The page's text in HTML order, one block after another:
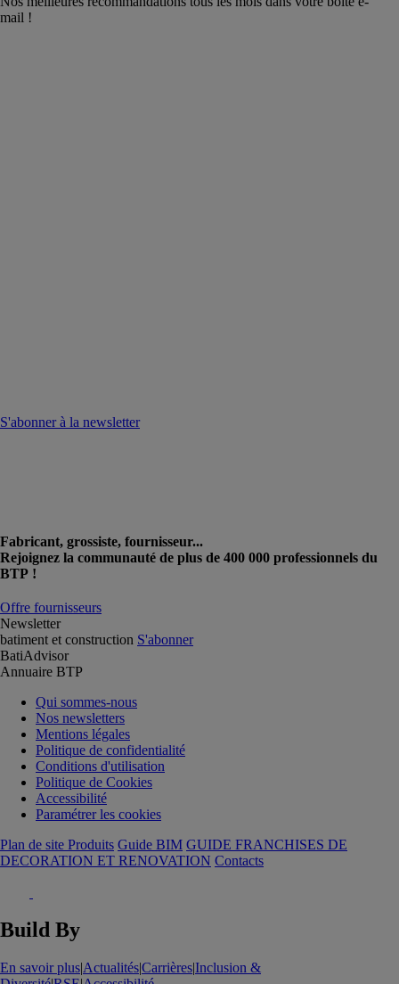
mail !
S'abonner à la newsletter
Fabricant, grossiste, fournisseur...
Rejoignez la communauté de plus de 400 000 professionnels du
BTP !
Offre fournisseurs
Newsletter
batiment et construction S'abonner
BatiAdvisor
Annuaire BTP
Qui sommes-nous
Nos newsletters
Mentions légales
Politique de confidentialité
Conditions d'utilisation
Politique de Cookies
Accessibilité
Paramétrer les cookies
Plan de site Produits Guide BIM GUIDE FRANCHISES DE
DECORATION ET RENOVATION Contacts
Build By
En savoir plus|Actualités|Carrières|Inclusion &